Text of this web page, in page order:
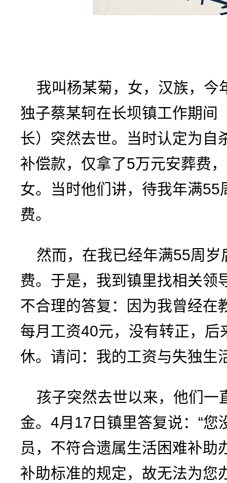
我叫杨某菊，女，汉族，今
独子蔡某轲在长坝镇工作期间
长）突然去世。当时认定为自
补偿款，仅拿了5万元安葬费
女。当时他们讲，待我年满55
费。
然而，在我已经年满55周岁
费。于是，我到镇里找相关领
不合理的答复：因为我曾经在
每月工资40元，没有转正，后
休。请问：我的工资与失独生
孩子突然去世以来，他们一
金。4月17日镇里答复说：“您
员，不符合遗属生活困难补助
补助标准的规定，故无法为您